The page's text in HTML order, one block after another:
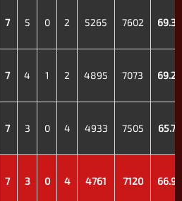
7 5 0 2 5265 7602 69.3
7 4 1 2 4895 7073 69.2
7 3 0 4 4933 7505 65.7
7 3 0 4 4761 7120 66.9